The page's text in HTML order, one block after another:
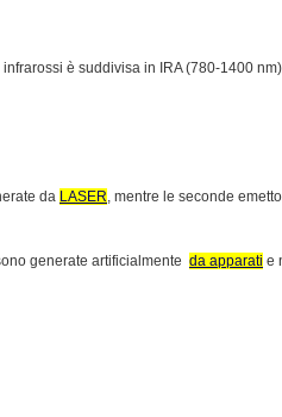
è suddivisa in IRA (780-1400
da LASER, mentre le seconde
generate artificialmente da apparati e